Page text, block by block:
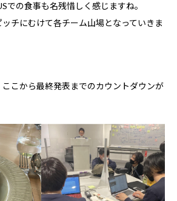
での食事も名残惜しく感じますね。
チにむけて各チーム山場となっていきま
こから最終発表までのカウントダウンが